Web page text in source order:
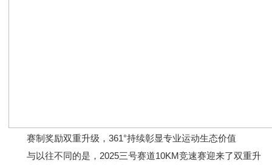
赛制奖励双重升级，361°持续彰显专业运动生态价值
与以往不同的是，2025三号赛道10KM竞速赛迎来了双重升